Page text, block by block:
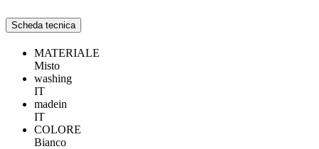
Scheda tecnica
MATERIALE
Misto
washing
IT
madein
IT
COLORE
Bianco